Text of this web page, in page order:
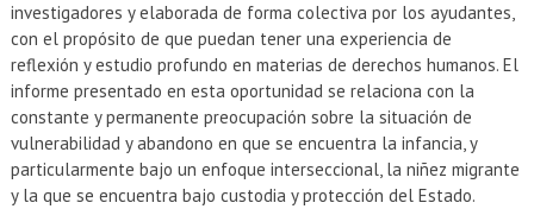
investigadores y elaborada de forma colectiva por los ayudantes,
con el propósito de que puedan tener una experiencia de
reflexión y estudio profundo en materias de derechos humanos. El
informe presentado en esta oportunidad se relaciona con la
constante y permanente preocupación sobre la situación de
vulnerabilidad y abandono en que se encuentra la infancia, y
particularmente bajo un enfoque interseccional, la niñez migrante
y la que se encuentra bajo custodia y protección del Estado.